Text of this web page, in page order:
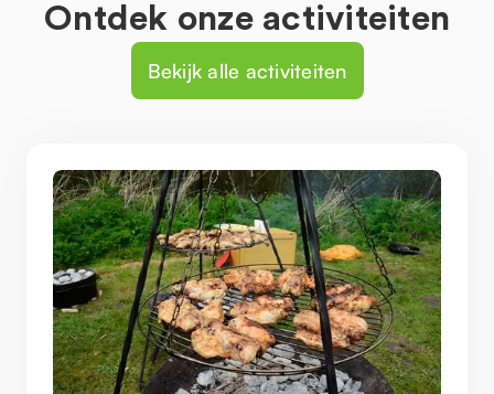
Ontdek onze activiteiten
Bekijk alle activiteiten